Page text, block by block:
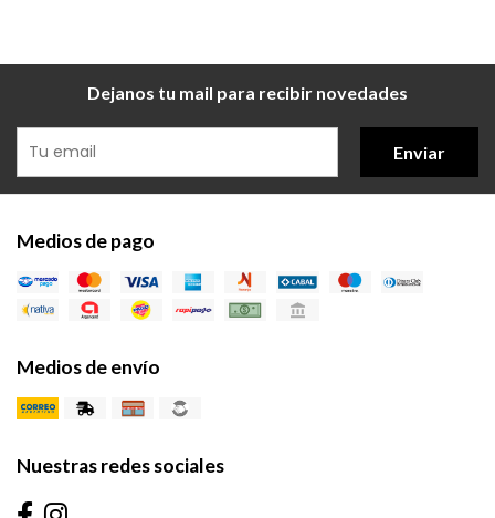
Dejanos tu mail para recibir novedades
Enviar
Medios de pago
Medios de envío
Nuestras redes sociales